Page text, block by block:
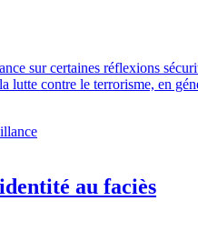
sur certaines réflexions
contre le terrorisme, en
au faciès